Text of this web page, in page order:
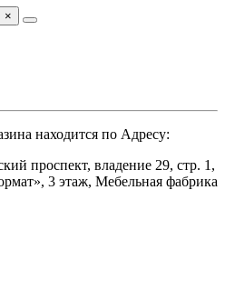
×
находится по Адресу:
проспект, владение 29, стр. 1,
3 этаж, Мебельная фабрика